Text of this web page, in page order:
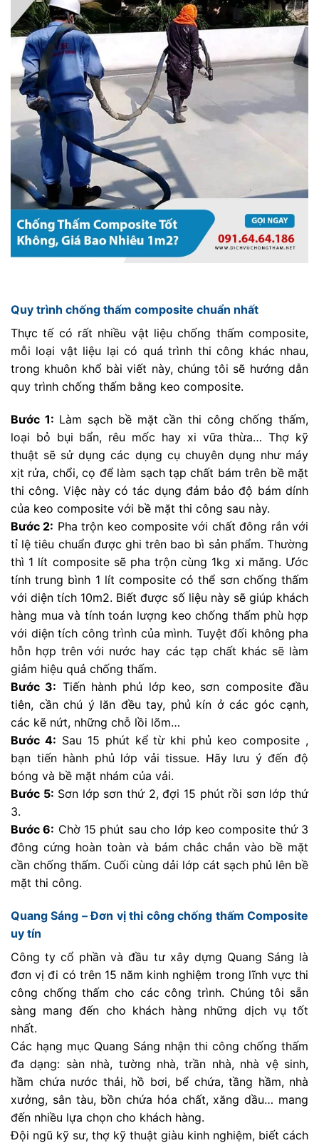
Quy trình chống thấm composite chuẩn nhất
Thực tế có rất nhiều vật liệu chống thấm composite,
mỗi loại vật liệu lại có quá trình thi công khác nhau,
trong khuôn khổ bài viết này, chúng tôi sẽ hướng dẫn
quy trình chống thấm bằng keo composite.
Bước 1: Làm sạch bề mặt cần thi công chống thấm,
loại bỏ bụi bẩn, rêu mốc hay xi vữa thừa… Thợ kỹ
thuật sẽ sử dụng các dụng cụ chuyên dụng như máy
xịt rửa, chổi, cọ để làm sạch tạp chất bám trên bề mặt
thi công. Việc này có tác dụng đảm bảo độ bám dính
của keo composite với bề mặt thi công sau này.
Bước 2: Pha trộn keo composite với chất đông rắn với
tỉ lệ tiêu chuẩn được ghi trên bao bì sản phẩm. Thường
thì 1 lít composite sẽ pha trộn cùng 1kg xi măng. Ước
tính trung bình 1 lít composite có thể sơn chống thấm
với diện tích 10m2. Biết được số liệu này sẽ giúp khách
hàng mua và tính toán lượng keo chống thấm phù hợp
với diện tích công trình của mình. Tuyệt đối không pha
hỗn hợp trên với nước hay các tạp chất khác sẽ làm
giảm hiệu quả chống thấm.
Bước 3: Tiến hành phủ lớp keo, sơn composite đầu
tiên, cần chú ý lăn đều tay, phủ kín ở các góc cạnh,
các kẽ nứt, những chỗ lồi lõm…
Bước 4: Sau 15 phút kể từ khi phủ keo composite ,
bạn tiến hành phủ lớp vải tissue. Hãy lưu ý đến độ
bóng và bề mặt nhám của vải.
Bước 5: Sơn lớp sơn thứ 2, đợi 15 phút rồi sơn lớp thứ
3.
Bước 6: Chờ 15 phút sau cho lớp keo composite thứ 3
đông cứng hoàn toàn và bám chắc chắn vào bề mặt
cần chống thấm. Cuối cùng dải lớp cát sạch phủ lên bề
mặt thi công.
Quang Sáng – Đơn vị thi công chống thấm Composite
uy tín
Công ty cổ phần và đầu tư xây dựng Quang Sáng là
đơn vị đi có trên 15 năm kinh nghiệm trong lĩnh vực thi
công chống thấm cho các công trình. Chúng tôi sẵn
sàng mang đến cho khách hàng những dịch vụ tốt
nhất.
Các hạng mục Quang Sáng nhận thi công chống thấm
đa dạng: sàn nhà, tường nhà, trần nhà, nhà vệ sinh,
hầm chứa nước thải, hồ bơi, bể chứa, tầng hầm, nhà
xưởng, sân tàu, bồn chứa hóa chất, xăng dầu… mang
đến nhiều lựa chọn cho khách hàng.
Đội ngũ kỹ sư, thợ kỹ thuật giàu kinh nghiệm, biết cách